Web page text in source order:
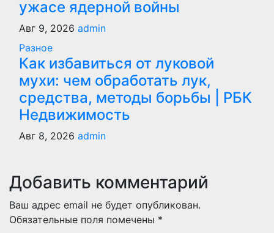
ужасе ядерной войны
Авг 9, 2026 admin
Разное
Как избавиться от луковой
мухи: чем обработать лук,
средства, методы борьбы | РБК
Недвижимость
Авг 8, 2026 admin
Добавить комментарий
Ваш адрес email не будет опубликован.
Обязательные поля помечены *